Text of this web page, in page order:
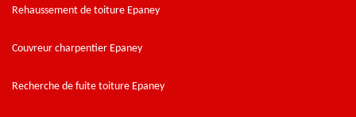
Rehaussement de toiture Epaney
Couvreur charpentier Epaney
Recherche de fuite toiture Epaney